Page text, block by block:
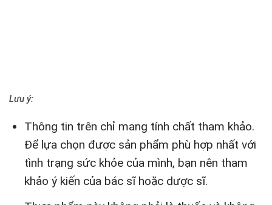
Lưu ý:
Thông tin trên chỉ mang tính chất tham khảo.
Để lựa chọn được sản phẩm phù hợp nhất với
tình trạng sức khỏe của mình, bạn nên tham
khảo ý kiến của bác sĩ hoặc dược sĩ.